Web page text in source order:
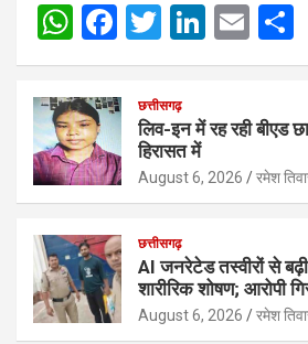
W
h
at
s
A
p
p
F
a
ce
b
o
o
k
T
wi
tt
er
Li
n
dI
n
E
m
छत्तीसगढ़
लिव-इन में रह रही बीएड
हिरासत में
August 6, 2026 रमेश
छत्तीसगढ़
AI जनरेटेड तस्वीरों से
शारीरिक शोषण; आरोपी
August 6, 2026 रमेश